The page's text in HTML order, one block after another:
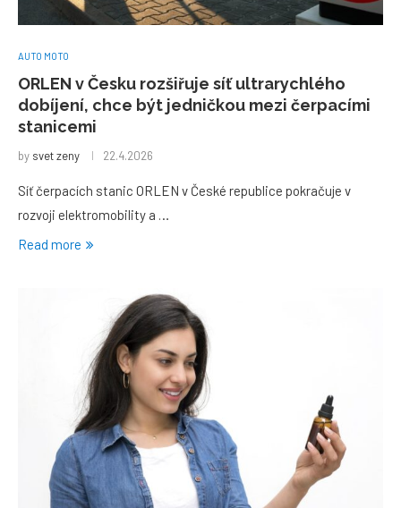
AUTO MOTO
ORLEN v Česku rozšiřuje síť ultrarychlého
dobíjení, chce být jedničkou mezi čerpacími
stanicemi
by svet zeny 22.4.2026
Síť čerpacích stanic ORLEN v České republice pokračuje v
rozvoji elektromobility a …
Read more